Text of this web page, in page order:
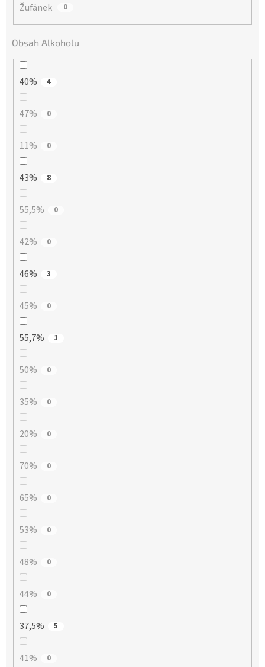
Žufánek 0
Obsah Alkoholu
40% 4
47% 0
11% 0
43% 8
55,5% 0
42% 0
46% 3
45% 0
55,7% 1
50% 0
35% 0
20% 0
70% 0
65% 0
53% 0
48% 0
44% 0
37,5% 5
41% 0